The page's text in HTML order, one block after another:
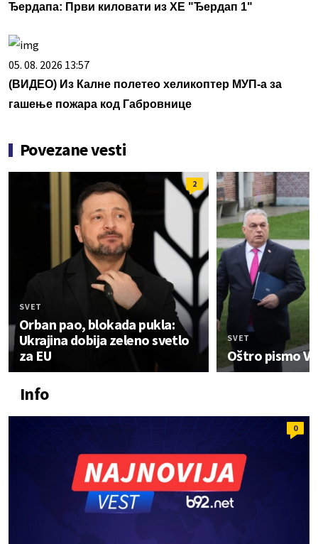
Ђердапа: Први киловати из ХЕ "Ђердап 1"
05. 08. 2026 13:57
(ВИДЕО) Из Калне полетео хеликоптер МУП-а за
гашење пожара код Габровнице
Povezane vesti
2
SVET
Orban pao, blokada pukla:
Ukrajina dobija zeleno svetlo
za EU
SVET
Oštro pismo
Info
0